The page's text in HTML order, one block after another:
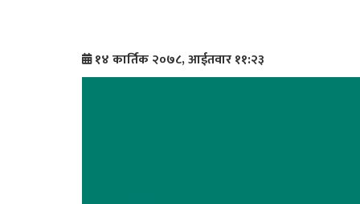
१४ कार्तिक २०७८, आईतवार ११:२३